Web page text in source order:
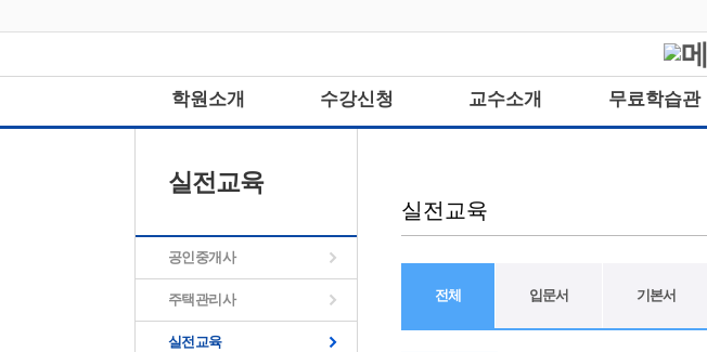
학원소개 수강신청 교수소개 무료학습관
실전교육
공인중개사
주택관리사
실전교육
실전교육
전체 입문서 기본서